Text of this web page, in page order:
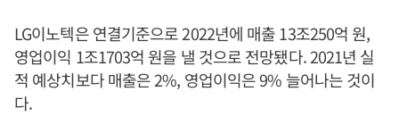
LG이노텍은 연결기준으로 2022년에 매출 13조250억 원,
영업이익 1조1703억 원을 낼 것으로 전망됐다. 2021년 실
적 예상치보다 매출은 2%, 영업이익은 9% 늘어나는 것이
다.